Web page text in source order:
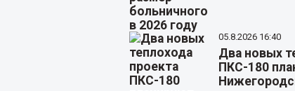
05.8.2026 16:40
Два новых
ПКС-180